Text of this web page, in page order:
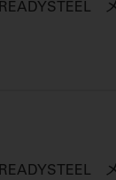
READYSTEEL
READYSTEEL